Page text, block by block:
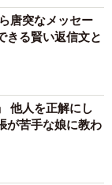
とかダイエット
唐突なメッセー
る賢い返信文と
他人を正解にし
苦手な娘に教わ